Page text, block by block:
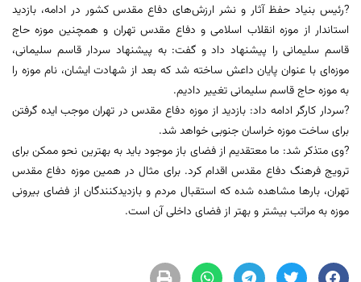
?رئیس بنیاد حفظ آثار و نشر ارزش‌های دفاع مقدس کشور در ادامه، بازدید
استاندار از موزه انقلاب اسلامی و دفاع مقدس تهران و همچنین موزه حاج
قاسم سلیمانی را پیشنهاد داد و گفت: به پیشنهاد سردار قاسم سلیمانی،
موزه‌ای با عنوان پایان داعش ساخته شد که بعد از شهادت ایشان، نام موزه را
به موزه حاج قاسم سلیمانی تغییر دادیم.
?سردار کارگر ادامه داد: بازدید از موزه دفاع مقدس در تهران موجب ایده گرفتن
برای ساخت موزه خراسان جنوبی خواهد شد.
?وی متذکر شد: ما معتقدیم از فضای باز موجود باید به بهترین نحو ممکن برای
ترویج فرهنگ دفاع مقدس اقدام کرد. برای مثال در همین موزه دفاع مقدس
تهران، بار‌ها مشاهده شده که استقبال مردم و بازدیدکنندگان از فضای بیرونی
موزه به مراتب بیشتر و بهتر از فضای داخلی آن است.